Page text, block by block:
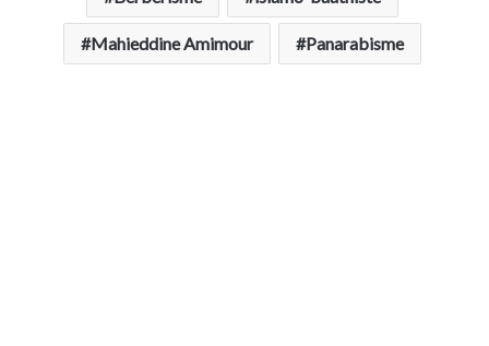
Mahieddine Amimour Panarabisme